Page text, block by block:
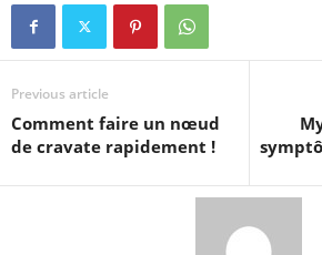
Previous article
Comment faire un nœud
de cravate rapidement !